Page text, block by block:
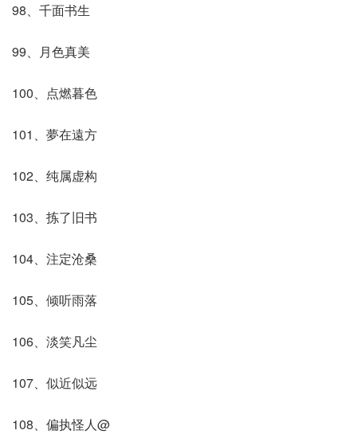
98、千面书生
99、月色真美
100、点燃暮色
101、夢在遠方
102、纯属虚构
103、拣了旧书
104、注定沧桑
105、倾听雨落
106、淡笑凡尘
107、似近似远
108、偏执怪人@